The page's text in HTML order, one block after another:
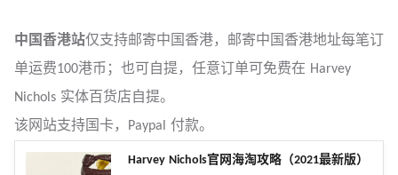
中国香港站仅支持邮寄中国香港，邮寄中国香港地址每笔订
单运费100港币；也可自提，任意订单可免费在 Harvey
Nichols 实体百货店自提。
该网站支持国卡，Paypal 付款。
Harvey Nichols官网海淘攻略（2021最新版）